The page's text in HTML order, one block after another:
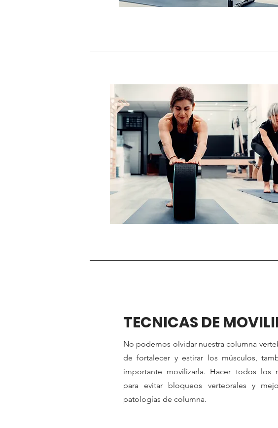
TECNICAS DE
No podemos olvidar nuestra columna
de fortalecer y estirar los músculos,
importante movilizarla. Hacer todos los
para evitar bloqueos vertebrales y
patologías de columna.